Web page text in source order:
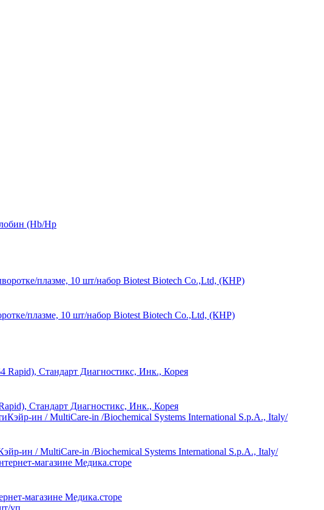
(Hb/Hp
плазме, 10 шт/набор Biotest Biotech Co.,Ltd, (КНР)
Стандарт Диагностикс, Инк., Корея
ин / MultiCare-in /Biochemical Systems International S.p.A., Italy/
магазине Медика.сторе